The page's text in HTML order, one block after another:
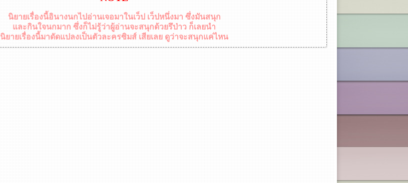
นิยายเรื่องนี้อินางนกไปอ่านเจอมาในเว็ป เว็ปหนึ่งมา ซึ่งมันสนุก
และกินใจนกมาก ซึ่งก็ไม่รู้ว่าผู้อ่านจะสนุกด้วยรึป่าว ก็เลยนำ
นิยายเรื่องนี้มาดัดแปลงเป็นตัวละครซิมส์ เสียเลย ดูว่าจะสนุกแค่ไหน